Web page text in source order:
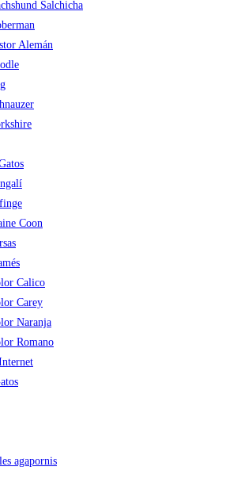
Salchicha
Alemán
Coon
Calico
Carey
Naranja
Romano
agapornis